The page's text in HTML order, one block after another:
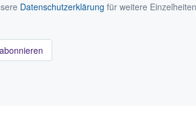
Datenschutzerklärung für weitere